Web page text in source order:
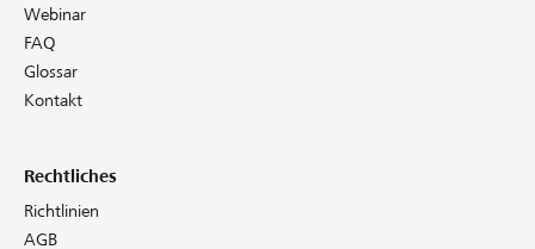
Webinar
FAQ
Glossar
Kontakt
Rechtliches
Richtlinien
AGB